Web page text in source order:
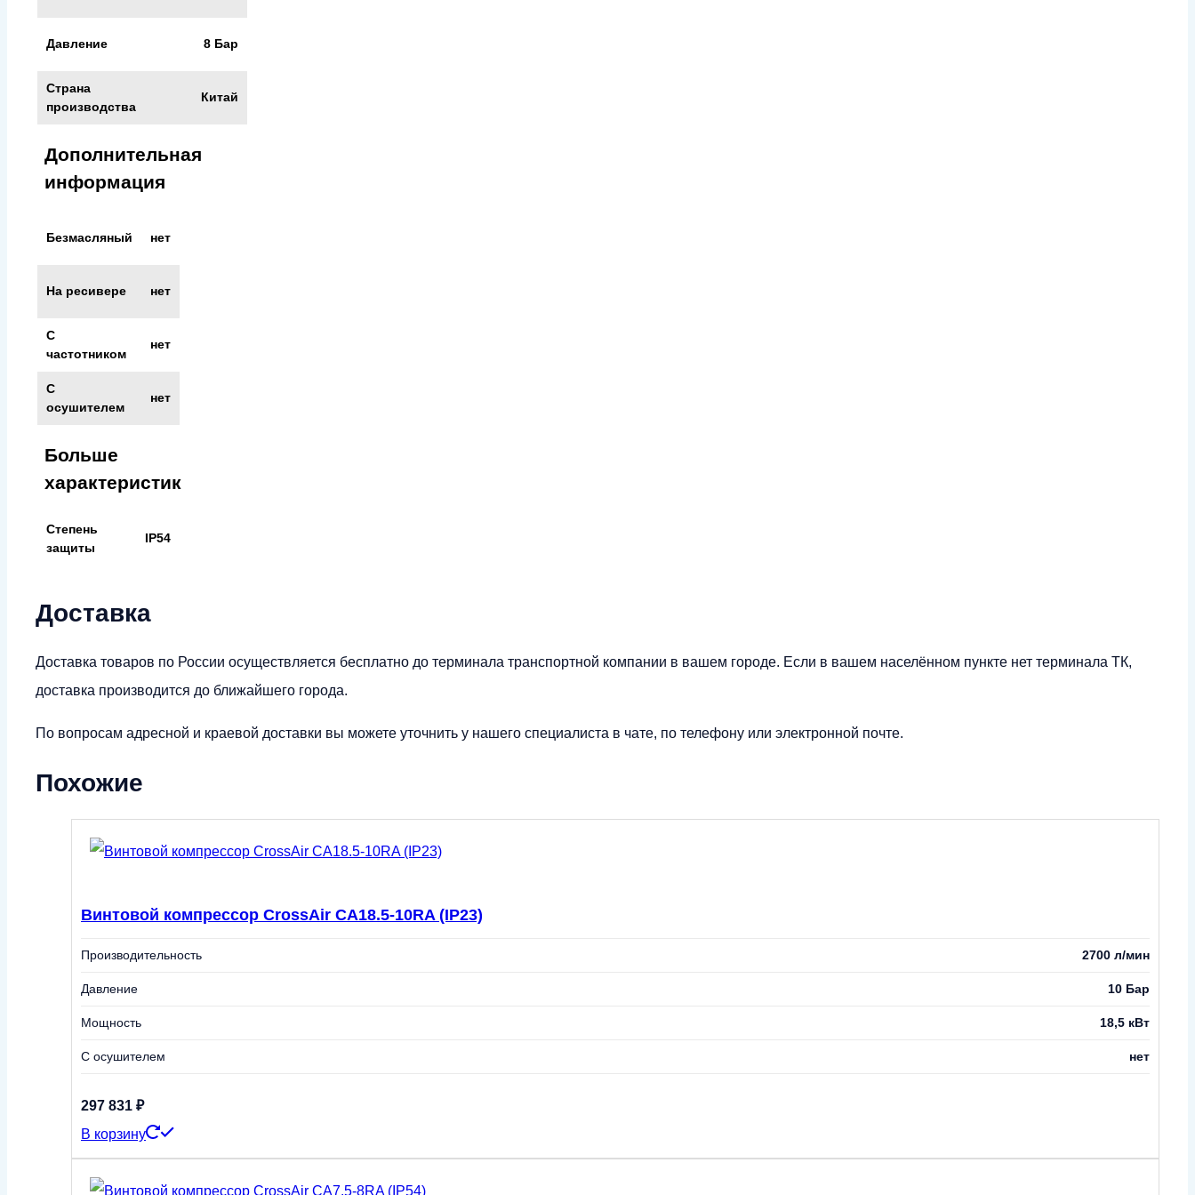
Давление 8 Бар
Страна
производства
Китай
Дополнительная
информация
Безмасляный нет
На ресивере нет
С
частотником
нет
С
осушителем
нет
Больше
характеристик
Степень
защиты
IP54
Доставка
Доставка товаров по России осуществляется бесплатно до терминала транспортной компании в вашем городе. Если в вашем населённом пункте нет терминала ТК,
доставка производится до ближайшего города.
По вопросам адресной и краевой доставки вы можете уточнить у нашего специалиста в чате, по телефону или электронной почте.
Похожие
Винтовой компрессор CrossAir CA18.5-10RA (IP23)
Производительность 2700 л/мин
Давление 10 Бар
Мощность 18,5 кВт
С осушителем нет
297 831 ₽
В корзину